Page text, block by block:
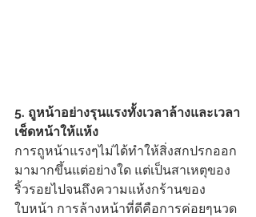
5. ถูหน้าอย่างรุนแรงทั้งเวลาล้างและเวลา
เช็ดหน้าให้แห้ง
การถูหน้าแรงๆไม่ได้ทำให้สิ่งสกปรกออก
มามากขึ้นแต่อย่างใด แต่เป็นสาเหตุของ
ริ้วรอยไปจนถึงความแห้งกร้านของ
ใบหน้า การล้างหน้าที่ดีคือการค่อยๆนวด